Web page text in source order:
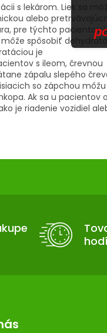
s lekárom. Liek sa môže
alebo
pre týchto pacientov
môže spôsobiť
je
s ileom, črevnou
zápalu slepého
so zápchou môžu
Ak sa u pacientov
je riadenie vozidiel